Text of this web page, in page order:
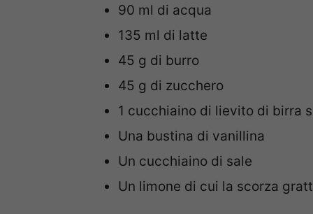
90 ml di acqua
135 ml di latte
45 g di burro
45 g di zucchero
1 cucchiaino di lievito di birra
Una bustina di vanillina
Un cucchiaino di sale
Un limone di cui la scorza